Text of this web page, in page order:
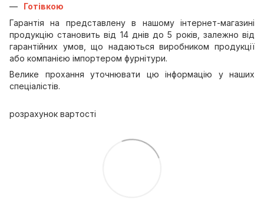
Готівкою
Гарантія на представлену в нашому інтернет-магазині
продукцію становить від 14 днів до 5 років, залежно від
гарантійних умов, що надаються виробником продукції
або компанією імпортером фурнітури.
Велике прохання уточнювати цю інформацію у наших
спеціалістів.
розрахунок вартості